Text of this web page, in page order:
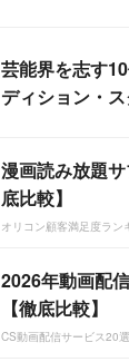
芸能界を志す
ディション・
漫画読み放題
底比較】
オリコン顧客満足度ラン
2026年動画配
【徹底比較】
CS動画配信サービス20選